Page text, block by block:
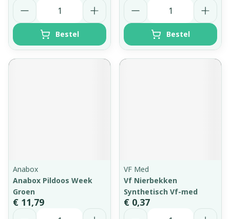
Aantal
Bestel
Aantal
Bestel
Anabox
Anabox Pildoos Week
Groen
€ 11,79
Aantal
VF Med
Vf Nierbekken
Synthetisch Vf-med
€ 0,37
Aantal